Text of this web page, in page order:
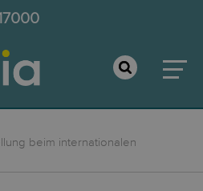
beim internationalen